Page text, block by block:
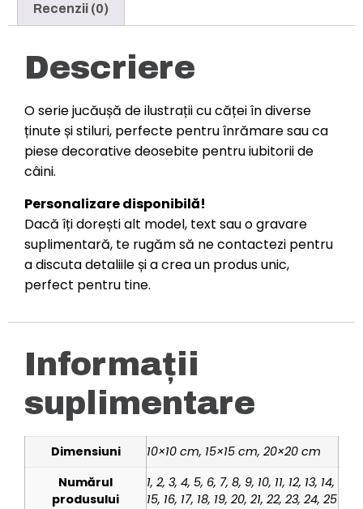
Recenzii (0)
Descriere
O serie jucăușă de ilustrații cu căței în diverse
ținute și stiluri, perfecte pentru înrămare sau ca
piese decorative deosebite pentru iubitorii de
câini.
Personalizare disponibilă!
Dacă îți dorești alt model, text sau o gravare
suplimentară, te rugăm să ne contactezi pentru
a discuta detaliile și a crea un produs unic,
perfect pentru tine.
Informații
suplimentare
Dimensiuni
10×10 cm, 15×15 cm, 20×20 cm
Numărul
produsului
1, 2, 3, 4, 5, 6, 7, 8, 9, 10, 11, 12, 13, 14,
15, 16, 17, 18, 19, 20, 21, 22, 23, 24, 25